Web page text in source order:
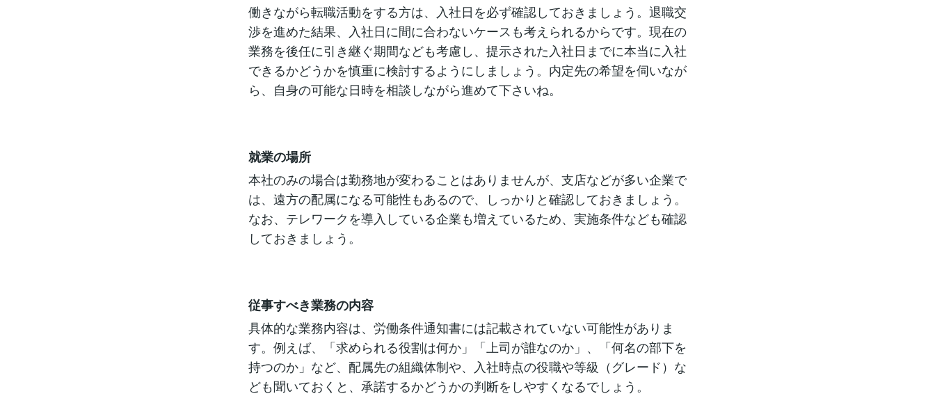
働きながら転職活動をする方は、入社日を必ず確認しておきましょう。退職交
渉を進めた結果、入社日に間に合わないケースも考えられるからです。現在の
業務を後任に引き継ぐ期間なども考慮し、提示された入社日までに本当に入社
できるかどうかを慎重に検討するようにしましょう。内定先の希望を伺いなが
ら、自身の可能な日時を相談しながら進めて下さいね。
就業の場所
本社のみの場合は勤務地が変わることはありませんが、支店などが多い企業で
は、遠方の配属になる可能性もあるので、しっかりと確認しておきましょう。
なお、テレワークを導入している企業も増えているため、実施条件なども確認
しておきましょう。
従事すべき業務の内容
具体的な業務内容は、労働条件通知書には記載されていない可能性がありま
す。例えば、「求められる役割は何か」「上司が誰なのか」、「何名の部下を
持つのか」など、配属先の組織体制や、入社時点の役職や等級（グレード）な
ども聞いておくと、承諾するかどうかの判断をしやすくなるでしょう。